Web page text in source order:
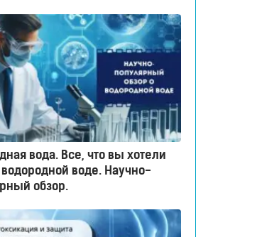
вода. Все, что вы хотели
водородной воде. Научно-
обзор.